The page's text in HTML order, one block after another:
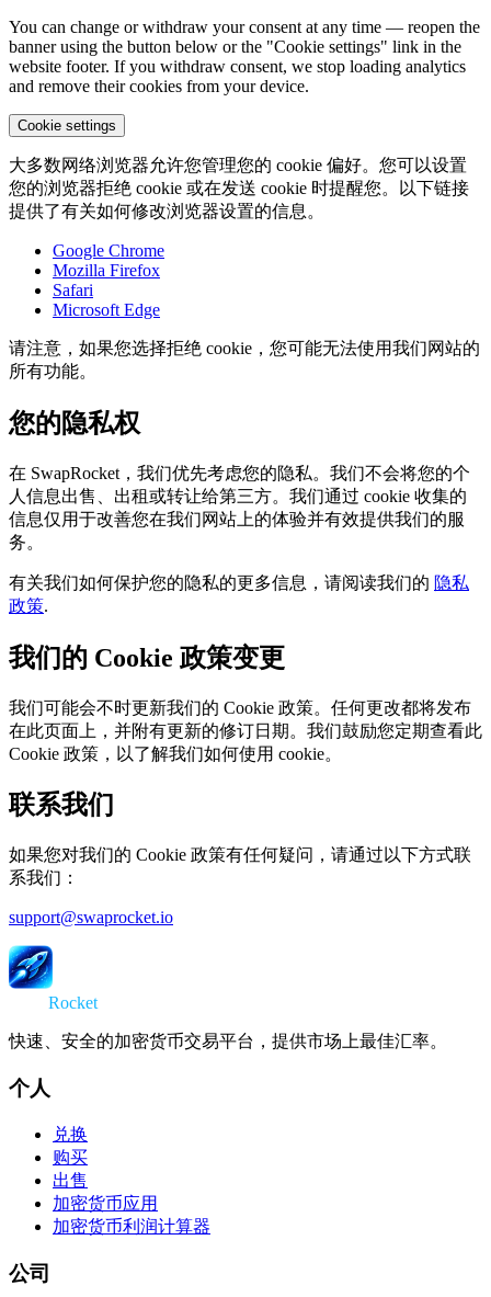
You can change or withdraw your consent at any time — reopen the
banner using the button below or the "Cookie settings" link in the
website footer. If you withdraw consent, we stop loading analytics
and remove their cookies from your device.
Cookie settings
大多数网络浏览器允许您管理您的 cookie 偏好。您可以设置
您的浏览器拒绝 cookie 或在发送 cookie 时提醒您。以下链接
提供了有关如何修改浏览器设置的信息。
Google Chrome
Mozilla Firefox
Safari
Microsoft Edge
请注意，如果您选择拒绝 cookie，您可能无法使用我们网站的
所有功能。
您的隐私权
在 SwapRocket，我们优先考虑您的隐私。我们不会将您的个
人信息出售、出租或转让给第三方。我们通过 cookie 收集的
信息仅用于改善您在我们网站上的体验并有效提供我们的服
务。
有关我们如何保护您的隐私的更多信息，请阅读我们的 隐私
政策.
我们的 Cookie 政策变更
我们可能会不时更新我们的 Cookie 政策。任何更改都将发布
在此页面上，并附有更新的修订日期。我们鼓励您定期查看此
Cookie 政策，以了解我们如何使用 cookie。
联系我们
如果您对我们的 Cookie 政策有任何疑问，请通过以下方式联
系我们：
support@swaprocket.io
Rocket
快速、安全的加密货币交易平台，提供市场上最佳汇率。
个人
兑换
购买
出售
加密货币应用
加密货币利润计算器
公司